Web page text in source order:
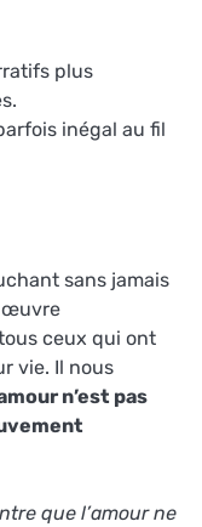
plus
inégal au fil
sans jamais
œuvre
ceux qui ont
vie. Il nous
n’est pas
que l’amour ne